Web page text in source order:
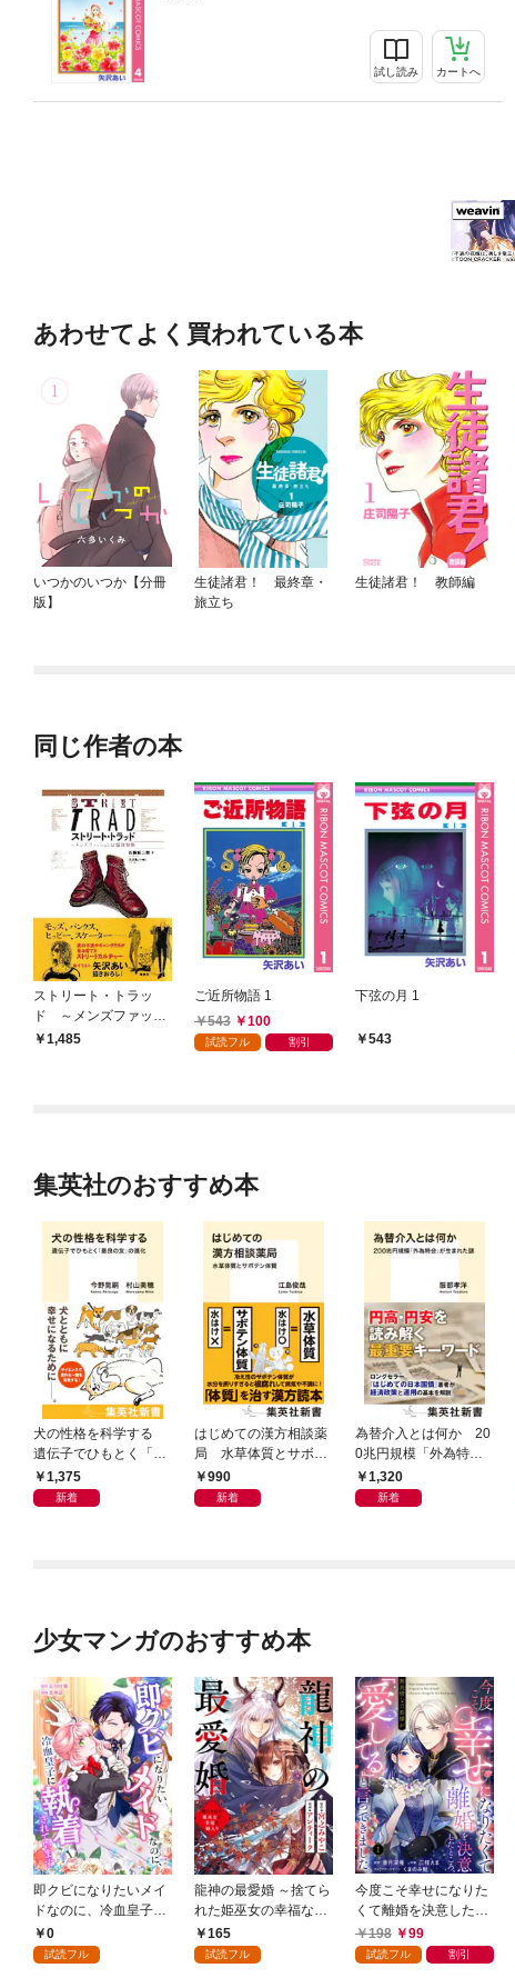
試し読み カートへ
あわせてよく買われている本
いつかのいつか【分冊
版】
生徒諸君！ 最終章・
旅立ち
生徒諸君！ 教師編
同じ作者の本
ストリート・トラッ
ド ～メンズファッシ
ョンは温故知新
1,485
ご近所物語 1
543
100
試読フル 割引
下弦の月 1
543
集英社のおすすめ本
犬の性格を科学する
遺伝子でひもとく「最
良の友」の進化
1,375
新着
はじめての漢方相談薬
局 水草体質とサボテ
ン体質
990
新着
為替介入とは何か 20
0兆円規模「外為特
会」が生まれた謎
1,320
新着
少女マンガのおすすめ本
即クビになりたいメイ
ドなのに、冷血皇子に
執着されています第1
話
0
試読フル
龍神の最愛婚 ～捨てら
れた姫巫女の幸福な嫁
入り～: 1
165
試読フル
今度こそ幸せになりた
くて離婚を決意したと
ころ、無表情な旦那様
が「愛してる」と言っ
198 99
試読フル 割引